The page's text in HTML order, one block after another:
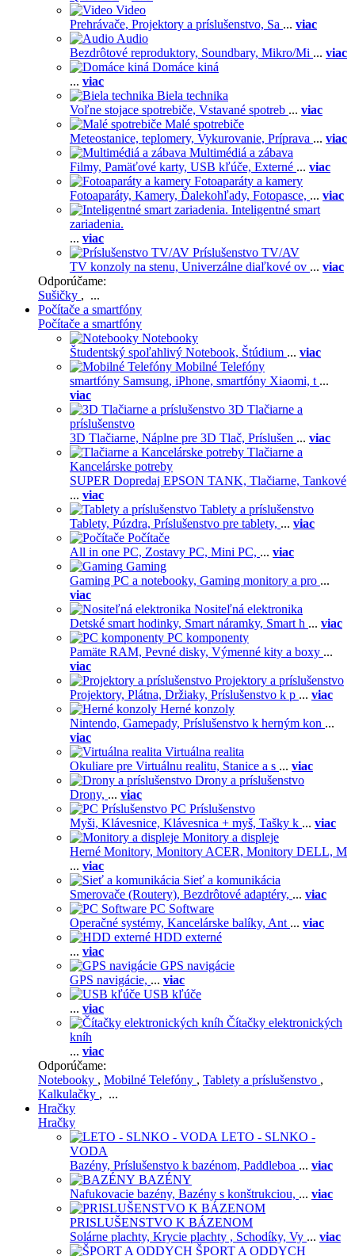
Video
Prehrávače, Projektory a príslušenstvo, Sa ... viac
Audio
Bezdrôtové reproduktory, Soundbary, Mikro/Mi ... viac
Domáce kiná
... viac
Biela technika
Voľne stojace spotrebiče, Vstavané spotreb ... viac
Malé spotrebiče
Meteostanice, teplomery, Vykurovanie, Príprava ... viac
Multimédiá a zábava
Filmy, Pamäťové karty, USB kľúče, Externé ... viac
Fotoaparáty a kamery
Fotoaparáty, Kamery, Ďalekohľady, Fotopasce, ... viac
Inteligentné smart
zariadenia.
... viac
Príslušenstvo TV/AV
TV konzoly na stenu, Univerzálne diaľkové ov ... viac
Odporúčame:
Sušičky , ...
Počítače a smartfóny
Počítače a smartfóny
Notebooky
Študentský spoľahlivý Notebook, Štúdium ... viac
Mobilné Telefóny
smartfóny Samsung, iPhone, smartfóny Xiaomi, t ...
viac
3D Tlačiarne a
príslušenstvo
3D Tlačiarne, Náplne pre 3D Tlač, Príslušen ... viac
Tlačiarne a
Kancelárske potreby
SUPER Dopredaj EPSON TANK, Tlačiarne, Tankové
... viac
Tablety a príslušenstvo
Tablety, Púzdra, Príslušenstvo pre tablety, ... viac
Počítače
All in one PC, Zostavy PC, Mini PC, ... viac
Gaming
Gaming PC a notebooky, Gaming monitory a pro ...
viac
Nositeľná elektronika
Detské smart hodinky, Smart náramky, Smart h ... viac
PC komponenty
Pamäte RAM, Pevné disky, Výmenné kity a boxy ...
viac
Projektory a príslušenstvo
Projektory, Plátna, Držiaky, Príslušenstvo k p ... viac
Herné konzoly
Nintendo, Gamepady, Príslušenstvo k herným kon ...
viac
Virtuálna realita
Okuliare pre Virtuálnu realitu, Stanice a s ... viac
Drony a príslušenstvo
Drony, ... viac
PC Príslušenstvo
Myši, Klávesnice, Klávesnica + myš, Tašky k ... viac
Monitory a displeje
Herné Monitory, Monitory ACER, Monitory DELL, M
... viac
Sieť a komunikácia
Smerovače (Routery), Bezdrôtové adaptéry, ... viac
PC Software
Operačné systémy, Kancelárske balíky, Ant ... viac
HDD externé
... viac
GPS navigácie
GPS navigácie, ... viac
USB kľúče
... viac
Čítačky elektronických
kníh
... viac
Odporúčame:
Notebooky , Mobilné Telefóny , Tablety a príslušenstvo ,
Kalkulačky , ...
Hračky
Hračky
LETO - SLNKO -
VODA
Bazény, Príslušenstvo k bazénom, Paddleboa ... viac
BAZÉNY
Nafukovacie bazény, Bazény s konštrukciou, ... viac
PRISLUŠENSTVO K BÁZENOM
Solárne plachty, Krycie plachty , Schodíky, Vy ... viac
ŠPORT A ODDYCH